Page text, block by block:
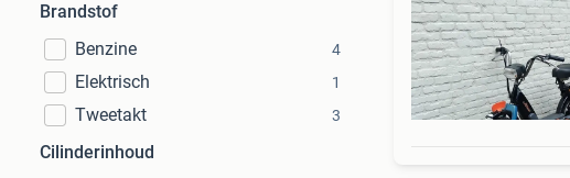
Brandstof
Benzine
4
Elektrisch 1
Tweetakt 3
Cilinderinhoud